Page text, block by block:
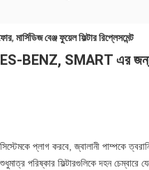
, মার্সিডিজ বেঞ্জ ফুয়েল ফিল্টার রিপ্লেসমেন্ট
BENZ, SMART এর
প্লাগ করবে, জ্বালানী পাম্পকে
পরিষ্কার ফিল্টারগুলিকে দহন চেম্বারে